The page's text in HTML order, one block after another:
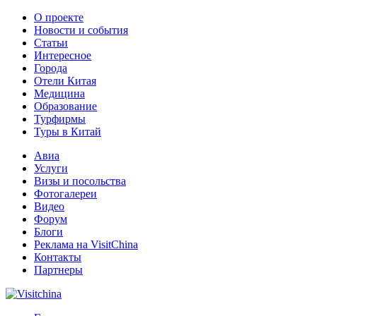
О проекте
Новости и события
Статьи
Интересное
Города
Отели Китая
Медицина
Образование
Турфирмы
Туры в Китай
Авиа
Услуги
Визы и посольства
Фотогалереи
Видео
Форум
Блоги
Реклама на VisitChina
Контакты
Партнеры